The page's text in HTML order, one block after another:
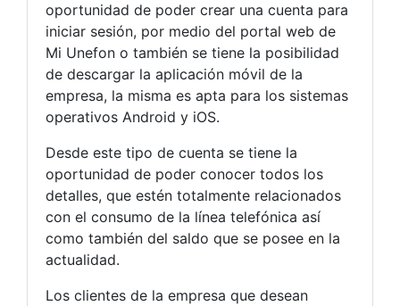
oportunidad de poder crear una cuenta para
iniciar sesión, por medio del portal web de
Mi Unefon o también se tiene la posibilidad
de descargar la aplicación móvil de la
empresa, la misma es apta para los sistemas
operativos Android y iOS.
Desde este tipo de cuenta se tiene la
oportunidad de poder conocer todos los
detalles, que estén totalmente relacionados
con el consumo de la línea telefónica así
como también del saldo que se posee en la
actualidad.
Los clientes de la empresa que desean